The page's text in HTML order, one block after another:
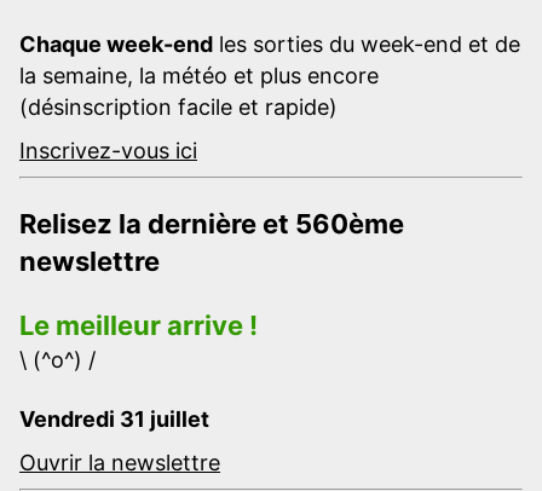
Chaque week-end les sorties du week-end et de
la semaine, la météo et plus encore
(désinscription facile et rapide)
Inscrivez-vous ici
Relisez la dernière et 560ème
newslettre
Le meilleur arrive !
\ (^o^) /
Vendredi 31 juillet
Ouvrir la newslettre